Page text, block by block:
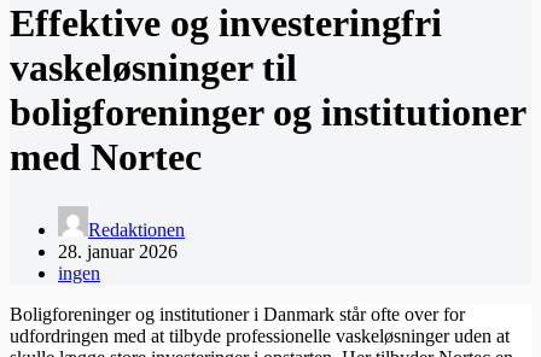
Effektive og investeringfri
vaskeløsninger til
boligforeninger og institutioner
med Nortec
Redaktionen
28. januar 2026
ingen
Boligforeninger og institutioner i Danmark står ofte over for
udfordringen med at tilbyde professionelle vaskeløsninger uden at